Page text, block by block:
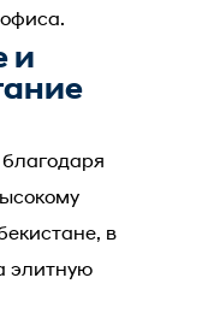
и
в
элитную